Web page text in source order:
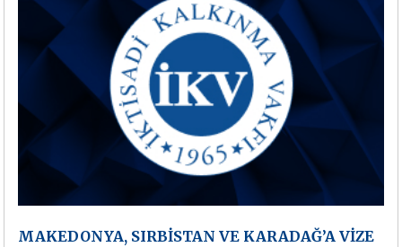
MAKEDONYA, SIRBİSTAN VE KARADAĞ’A VİZE